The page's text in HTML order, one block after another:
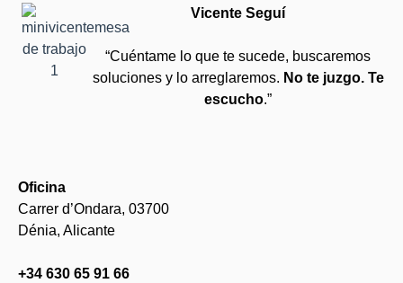
Vicente Seguí
“Cuéntame lo que te sucede, buscaremos
soluciones y lo arreglaremos. No te juzgo. Te
escucho.”
Oficina
Carrer d’Ondara, 03700
Dénia, Alicante
+34 630 65 91 66